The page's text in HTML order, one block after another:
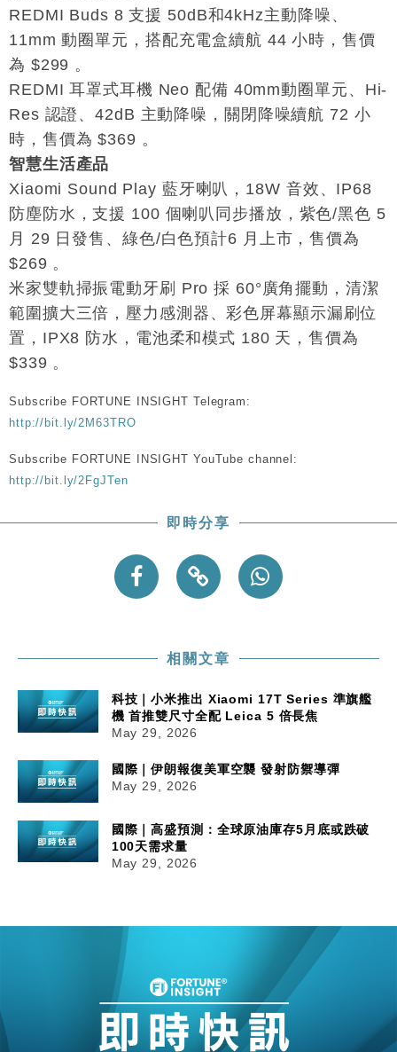
REDMI Buds 8 支援 50dB和4kHz主動降噪、
11mm 動圈單元，搭配充電盒續航 44 小時，售價
為 $299 。
REDMI 耳罩式耳機 Neo 配備 40mm動圈單元、Hi-
Res 認證、42dB 主動降噪，關閉降噪續航 72 小
時，售價為 $369 。
智慧生活產品
Xiaomi Sound Play 藍牙喇叭，18W 音效、IP68
防塵防水，支援 100 個喇叭同步播放，紫色/黑色 5
月 29 日發售、綠色/白色預計6 月上市，售價為
$269 。
米家雙軌掃振電動牙刷 Pro 採 60°廣角擺動，清潔
範圍擴大三倍，壓力感測器、彩色屏幕顯示漏刷位
置，IPX8 防水，電池柔和模式 180 天，售價為
$339 。
Subscribe FORTUNE INSIGHT Telegram:
http://bit.ly/2M63TRO
Subscribe FORTUNE INSIGHT YouTube channel:
http://bit.ly/2FgJTen
即時分享
相關文章
科技｜小米推出 Xiaomi 17T Series 準旗艦
機 首推雙尺寸全配 Leica 5 倍長焦
May 29, 2026
國際｜伊朗報復美軍空襲 發射防禦導彈
May 29, 2026
國際｜高盛預測：全球原油庫存5月底或跌破
100天需求量
May 29, 2026